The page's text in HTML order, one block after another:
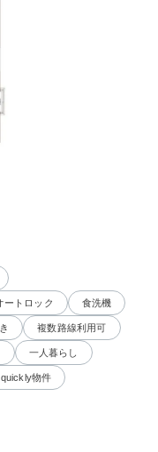
ートロック 食洗機
複数路線利用可
一人暮らし
物件